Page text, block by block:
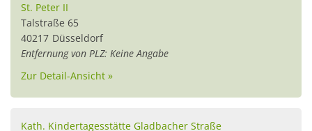
St. Peter II
Talstraße 65
40217 Düsseldorf
Entfernung von PLZ: Keine Angabe
Zur Detail-Ansicht »
Kath. Kindertagesstätte Gladbacher Straße